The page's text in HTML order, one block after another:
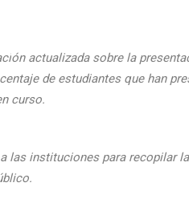
ón actualizada sobre la
de estudiantes que han
curso.
las instituciones para recopilar